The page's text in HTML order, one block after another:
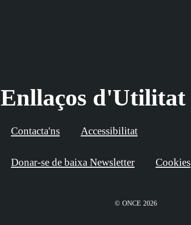
Enllaços d'Utilitat
Contacta'ns Accessibilitat
Donar-se de baixa Newsletter Cookies
© ONCE 2026